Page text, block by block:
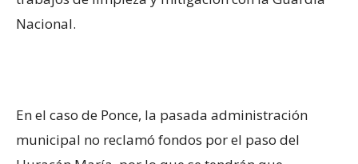
Nacional.
En el caso de Ponce, la pasada administración
municipal no reclamó fondos por el paso del